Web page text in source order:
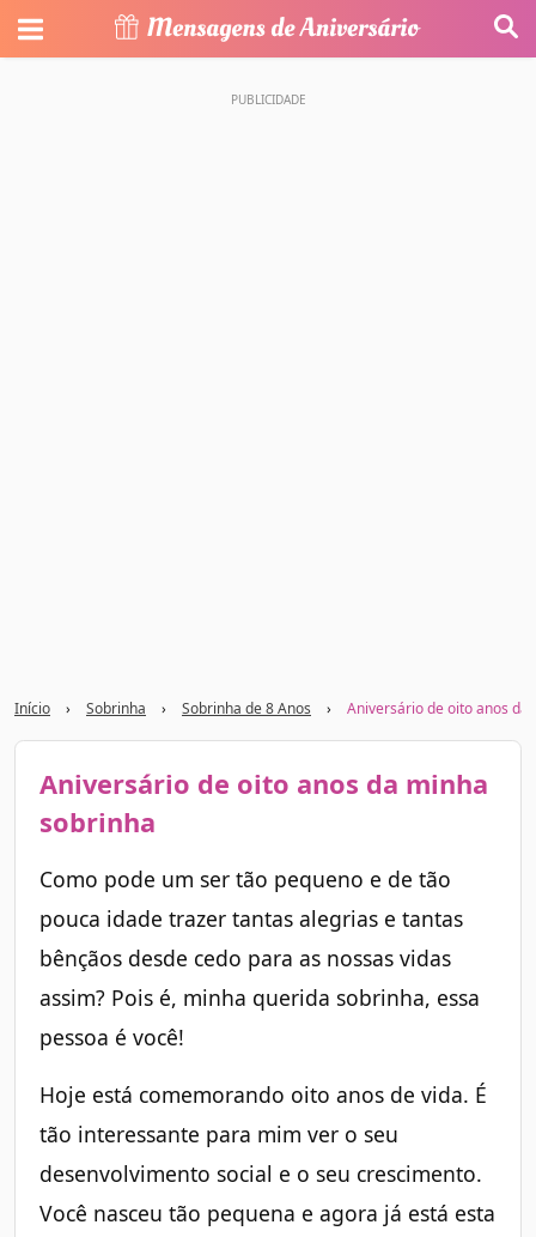
Início › Sobrinha › Sobrinha de 8 Anos › Aniversário de oito anos da
Aniversário de oito anos da minha
sobrinha
Como pode um ser tão pequeno e de tão
pouca idade trazer tantas alegrias e tantas
bênçãos desde cedo para as nossas vidas
assim? Pois é, minha querida sobrinha, essa
pessoa é você!
Hoje está comemorando oito anos de vida. É
tão interessante para mim ver o seu
desenvolvimento social e o seu crescimento.
Você nasceu tão pequena e agora já está esta